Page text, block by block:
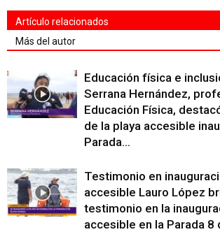
Artículo relacionados
Más del autor
Educación física e
Serrana Hernández,
Educación Física,
de la playa accesible
Parada...
Testimonio en
accesible Lauro López
testimonio en la
accesible en la Parada 8